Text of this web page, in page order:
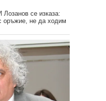
Лозанов се изказа:
оръжие, не да ходим